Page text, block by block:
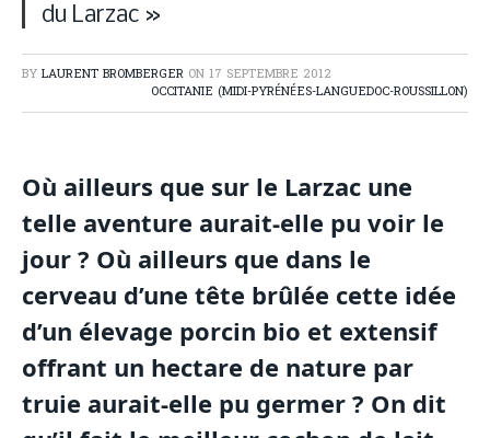
du Larzac »
BY LAURENT BROMBERGER ON 17 SEPTEMBRE 2012
OCCITANIE (MIDI-PYRÉNÉES-LANGUEDOC-ROUSSILLON)
Où ailleurs que sur le Larzac une
telle aventure aurait-elle pu voir le
jour ? Où ailleurs que dans le
cerveau d’une tête brûlée cette idée
d’un élevage porcin bio et extensif
offrant un hectare de nature par
truie aurait-elle pu germer ? On dit